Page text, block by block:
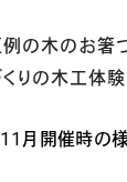
の木のお箸づ
りの木工体験
月開催時の